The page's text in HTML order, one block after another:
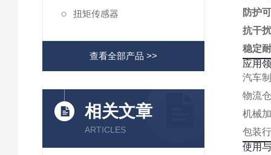
扭矩传感器
查看全部产品 >>
相关文章
ARTICLES
防护
抗干
稳定
应用
汽车
物流
机械
包装
使用